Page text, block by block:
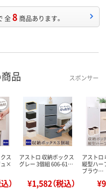
全8 商品あります。
品 スポンサー
ス
ュ×
）
アストロ 収納ボックス
グレー 3個組 606-61…
¥1,582（税込）
アストロ
縦型ハー
ブラウ…